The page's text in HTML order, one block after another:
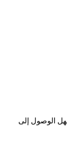
الوصول إلى